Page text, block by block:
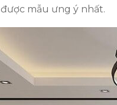
mẫu ưng ý nhất.